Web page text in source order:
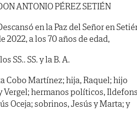
ANTONIO PÉREZ SETIÉN
en la Paz del Señor en
2022, a los 70 años de edad,
SS.. SS. y la B. A.
Cobo Martínez; hija, Raquel; hijo
hermanos políticos,
Oceja; sobrinos, Jesús y Marta; y